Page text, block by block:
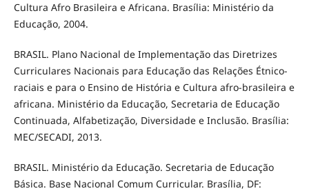
Cultura Afro Brasileira e Africana. Brasília: Ministério da
Educação, 2004.
BRASIL. Plano Nacional de Implementação das Diretrizes
Curriculares Nacionais para Educação das Relações Étnico-
raciais e para o Ensino de História e Cultura afro-brasileira e
africana. Ministério da Educação, Secretaria de Educação
Continuada, Alfabetização, Diversidade e Inclusão. Brasília:
MEC/SECADI, 2013.
BRASIL. Ministério da Educação. Secretaria de Educação
Básica. Base Nacional Comum Curricular. Brasília, DF: